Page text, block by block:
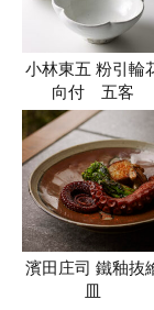
小林東五 粉引輪
向付 五客
濱田庄司 鐵釉抜
皿